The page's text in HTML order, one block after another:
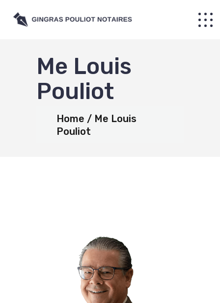
Me Louis
Pouliot
Home
Me Louis
Pouliot